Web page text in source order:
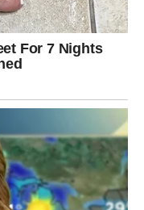
uticaj na vaš život